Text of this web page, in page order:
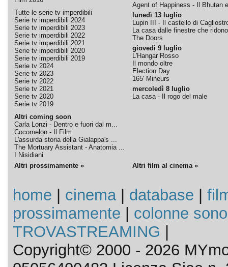
Tutte le serie tv imperdibili
Serie tv imperdibili 2024
Serie tv imperdibili 2023
Serie tv imperdibili 2022
Serie tv imperdibili 2021
Serie tv imperdibili 2020
Serie tv imperdibili 2019
Serie tv 2024
Serie tv 2023
Serie tv 2022
Serie tv 2021
Serie tv 2020
Serie tv 2019
Altri coming soon
Carla Lonzi - Dentro e fuori dal m...
Cocomelon - Il Film
L'assurda storia della Gialappa's ...
The Mortuary Assistant - Anatomia ...
I Nisidiani
Agent of Happiness - Il Bhutan
lunedì 13 luglio
Lupin III - Il castello di
La casa dalle finestre che ridono
The Doors
giovedì 9 luglio
L'Hangar Rosso
Il mondo oltre
Election Day
165' Mineurs
mercoledì 8 luglio
La casa - Il rogo del male
Altri prossimamente » Altri film al cinema »
home cinema| database
prossimamente
colonne
TROVASTREAMING
Copyright© 2000 - 2026